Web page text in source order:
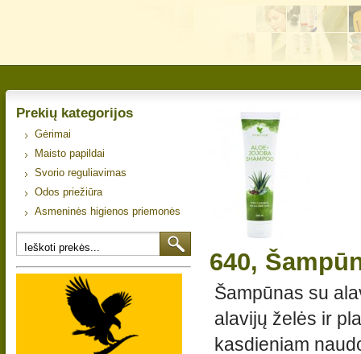
Prekių kategorijos
Gėrimai
Maisto papildai
Svorio reguliavimas
Odos priežiūra
Asmeninės higienos priemonės
640,
Šampūnas su
alavijų želės ir
kasdieniam